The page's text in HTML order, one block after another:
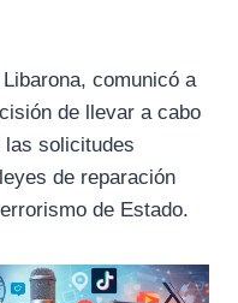
comunicó a
de llevar a cabo
las solicitudes
de reparación
de Estado.